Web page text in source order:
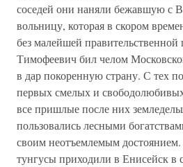
соседей они наняли бежавшую с
вольницу, которая в скором
без малейшей
Тимофеевич бил челом
в дар покоренную страну. С тех
первых смелых и
все пришлые после них
пользовались лесными
своим неотъемлемым
тунгусы приходили в Енисейск в